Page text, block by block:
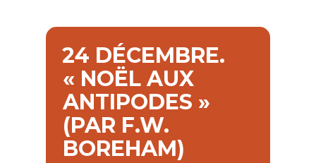
24 DÉCEMBRE.
« NOËL AUX
ANTIPODES »
(PAR F.W.
BOREHAM)